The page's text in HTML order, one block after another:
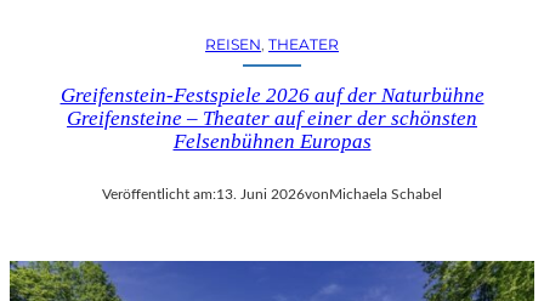
REISEN, THEATER
Greifenstein-Festspiele 2026 auf der Naturbühne
Greifensteine – Theater auf einer der schönsten
Felsenbühnen Europas
Veröffentlicht am:13. Juni 2026von Michaela Schabel